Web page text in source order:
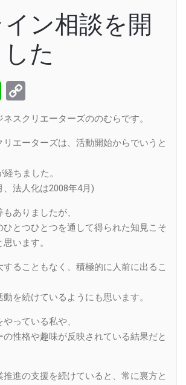
ン相談を開
た
Line
Link
スクリエーターズののむらです。
エーターズは、活動開始からでいうと
ちました。
、法人化は2008年4月)
もありましたが、
ひとつひとつを通して得られた知見こそ
います。
ることもなく、積極的に人前に出るこ
を続けているようにも思います。
っている私や、
性格や趣味が反映されている結果だと
進の支援を続けていると、常に裏方と